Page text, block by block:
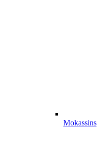
Mokassins